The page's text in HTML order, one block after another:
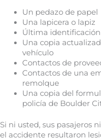
Un pedazo de papel
Una lapicera o lapiz
Última
Una copia
vehículo
Contactos de
Contactos de una
remolque
Una copia del
policía de Boulder
Si ni usted, sus pasajeros
el accidente resultaron